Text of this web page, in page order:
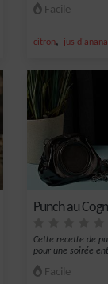
Facile
citron, jus
Punch au
Cette recette de
pour une soirée
Facile